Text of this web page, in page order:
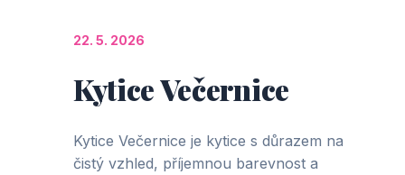
22. 5. 2026
Kytice Večernice
Kytice Večernice je kytice s důrazem na
čistý vzhled, příjemnou barevnost a